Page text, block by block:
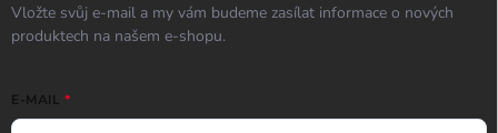
Vložte svůj e-mail a my vám budeme zasílat informace o nových
produktech na našem e-shopu.
E-MAIL